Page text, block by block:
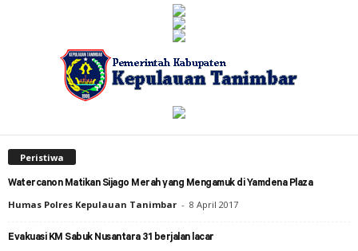
Peristiwa
Watercanon Matikan Sijago Merah yang Mengamuk di Yamdena Plaza
Humas Polres Kepulauan Tanimbar - 8 April 2017
Evakuasi KM Sabuk Nusantara 31 berjalan lacar